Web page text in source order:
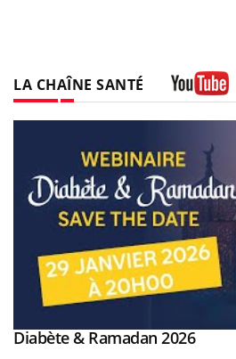
LA CHAÎNE SANTÉ
Youtube
Diabète & Ramadan 2026